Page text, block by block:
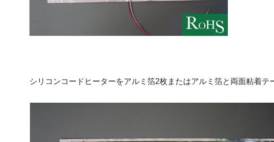
シリコンコードヒーターをアルミ箔2枚またはアルミ箔と両面粘着